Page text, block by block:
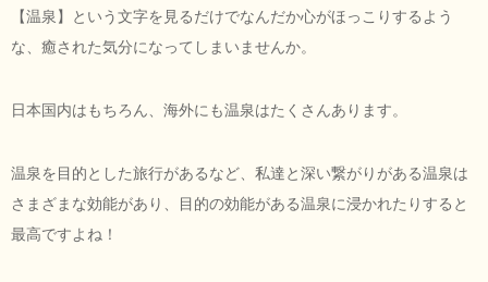
【温泉】という文字を見るだけでなんだか心がほっこりするよう
な、癒された気分になってしまいませんか。
日本国内はもちろん、海外にも温泉はたくさんあります。
温泉を目的とした旅行があるなど、私達と深い繋がりがある温泉は
さまざまな効能があり、目的の効能がある温泉に浸かれたりすると
最高ですよね！